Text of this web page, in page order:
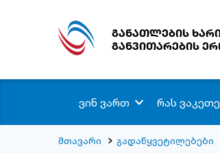
განათლების
განვითარების
ვინ ვართ რას
მთავარი გადაწყვეტილებები